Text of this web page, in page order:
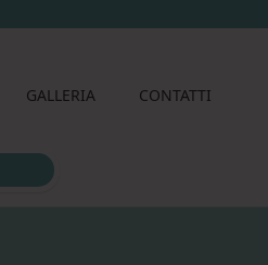
GALLERIA CONTATTI